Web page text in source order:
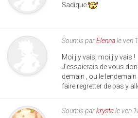
Sadique
Soumis parElennale ven
Moi j'y vais, moi j'y vais !
J'essaierais de vous
demain , ou le
faire regretter de pas y
Soumis parkrystale ven